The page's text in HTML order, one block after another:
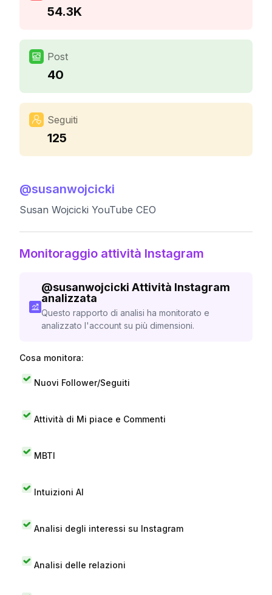
54.3K
Post
40
Seguiti
125
@susanwojcicki
Susan Wojcicki YouTube CEO
Monitoraggio attività Instagram
@susanwojcicki Attività Instagram
analizzata
Questo rapporto di analisi ha monitorato e
analizzato l'account su più dimensioni.
Cosa monitora:
Nuovi Follower/Seguiti
Attività di Mi piace e Commenti
MBTI
Intuizioni AI
Analisi degli interessi su Instagram
Analisi delle relazioni